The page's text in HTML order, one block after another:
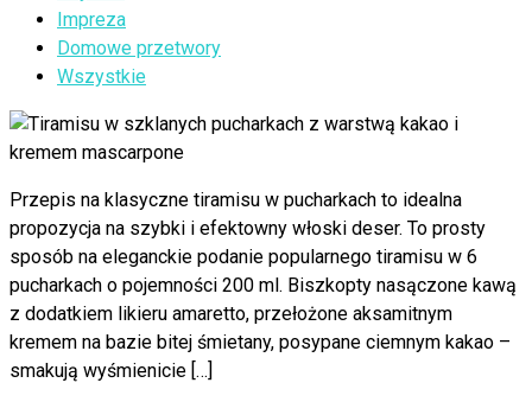
Impreza
Domowe przetwory
Wszystkie
Przepis na klasyczne tiramisu w pucharkach to idealna
propozycja na szybki i efektowny włoski deser. To prosty
sposób na eleganckie podanie popularnego tiramisu w 6
pucharkach o pojemności 200 ml. Biszkopty nasączone kawą
z dodatkiem likieru amaretto, przełożone aksamitnym
kremem na bazie bitej śmietany, posypane ciemnym kakao –
smakują wyśmienicie […]